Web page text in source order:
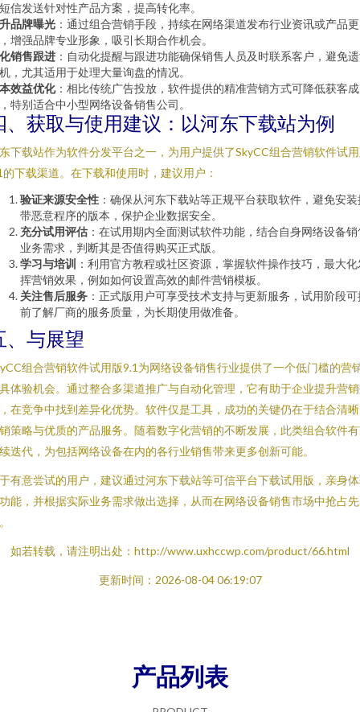
信发送针对性产品方案，提高转化率。
品牌曝光 ：通过组合营销手段，持续在网络渠道发布行业资讯或产品更
增强品牌专业形象，吸引长期合作机会。
销售跟进 ：自动化提醒与跟进功能确保销售人员及时联系客户，避免
，尤其适用于处理大量询盘的情况。
效益优化：相比传统广告投放，软件提供的精准营销方式可降低获客成
特别适合中小型网络设备销售公司。
、获取与使用建议：以河东下载站为例
下载站作为软件分发平台之一，为用户提供了SkyCC组合营销软件试
的下载渠道。在下载和使用时，建议用户：
验证来源安全性 ：确保从河东下载站等正规平台获取软件，避免安装
带恶意程序的版本，保护企业数据安全。
充分试用评估 ：在试用期内全面测试软件功能，结合自身网络设备销
业务需求，判断其是否值得购买正式版。
学习与培训 ：利用官方教程或社区资源，掌握软件操作技巧，最大化
挥营销效果，例如如何设置高效的邮件营销模板。
关注售后服务 ：正式版用户可享受技术支持与更新服务，试用阶段可
前了解厂商的服务质量，为长期使用做准备。
、与展望
组合营销软件试用版9.1为网络设备销售行业提供了一个低门槛的营
体验机会。通过整合多渠道推广与自动化管理，它有助于企业提升营
在竞争中找到差异化优势。软件仅是工具，成功的关键仍在于结合清
策略与优质的产品服务。随着数字化营销的不断发展，此类组合软件
迭代，为包括网络设备在内的各行业销售带来更多创新可能。
有意尝试的用户，建议通过河东下载站等可信平台下载试用版，亲身
能，并根据实际业务需求做出选择，从而在网络设备销售市场中抢占先
如若转载，请注明出处：http://www.uxhccwp.com/product/66.html
更新时间：2026-08-04 06:19:07
产品列表